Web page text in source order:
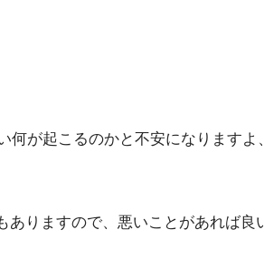
何が起こるのかと不安になりますよ
ありますので、悪いことがあれば良